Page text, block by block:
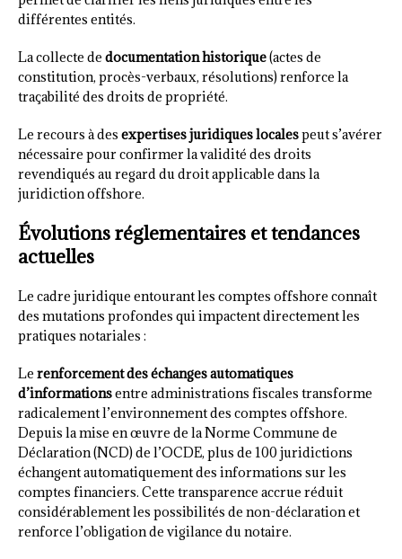
différentes entités.
La collecte de documentation historique(actes de
constitution, procès-verbaux, résolutions) renforce la
traçabilité des droits de propriété.
Le recours à des expertises juridiques localespeut s’avérer
nécessaire pour confirmer la validité des droits
revendiqués au regard du droit applicable dans la
juridiction offshore.
Évolutions réglementaires et tendances
actuelles
Le cadre juridique entourant les comptes offshore connaît
des mutations profondes qui impactent directement les
pratiques notariales :
Le renforcement des échanges automatiques
d’informationsentre administrations fiscales transforme
radicalement l’environnement des comptes offshore.
Depuis la mise en œuvre de la Norme Commune de
Déclaration (NCD) de l’OCDE, plus de 100 juridictions
échangent automatiquement des informations sur les
comptes financiers. Cette transparence accrue réduit
considérablement les possibilités de non-déclaration et
renforce l’obligation de vigilance du notaire.